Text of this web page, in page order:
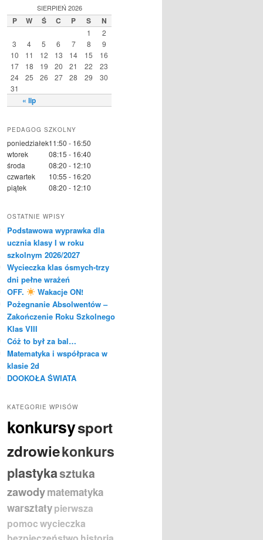
SIERPIEŃ 2026
P W Ś C P S N
« lip
1
2
3
4 5 6 7 8
9
10
11 12 13 14 15
16
17
18 19 20 21 22
23
24
25 26 27 28 29
30
31
PEDAGOG SZKOLNY
poniedziałek11:50 - 16:50
wtorek
08:15 - 16:40
środa
08:20 - 12:10
czwartek
10:55 - 16:20
piątek
08:20 - 12:10
OSTATNIE WPISY
Podstawowa wyprawka dla
ucznia klasy I w roku
szkolnym 2026/2027
Wycieczka klas ósmych-trzy
dni pełne wrażeń
OFF.
Wakacje ON!
Pożegnanie Absolwentów –
Zakończenie Roku Szkolnego
Klas VIII
Cóż to był za bal…
Matematyka i współpraca w
klasie 2d
DOOKOŁA ŚWIATA
KATEGORIE WPISÓW
konkursysport
zdrowiekonkurs
plastykasztuka
zawodymatematyka
warsztatypierwsza
pomocwycieczka